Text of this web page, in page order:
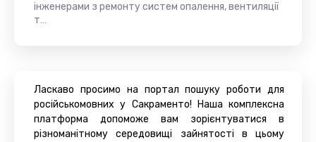
інженерами з ремонту систем опалення, вентиляції
т…
Ласкаво просимо на портал пошуку роботи для
російськомовних у Сакраменто! Наша комплексна
платформа допоможе вам зорієнтуватися в
різноманітному середовищі зайнятості в цьому